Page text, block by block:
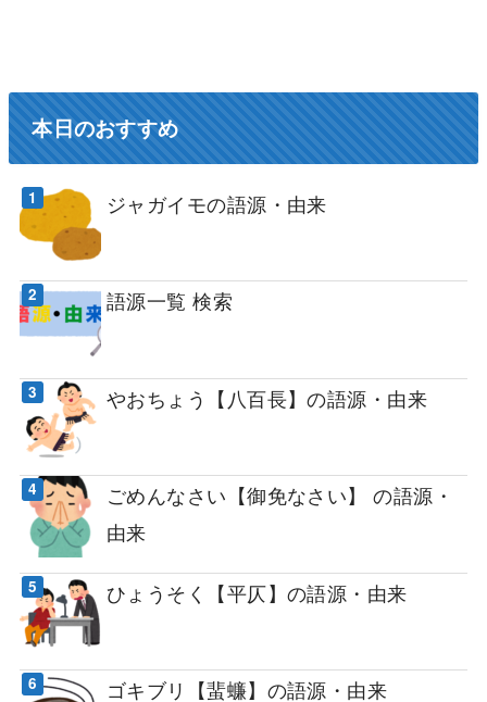
本日のおすすめ
ジャガイモの語源・由来
語源一覧 検索
やおちょう【八百長】の語源・由来
ごめんなさい【御免なさい】 の語源・
由来
ひょうそく【平仄】の語源・由来
ゴキブリ【蜚蠊】の語源・由来